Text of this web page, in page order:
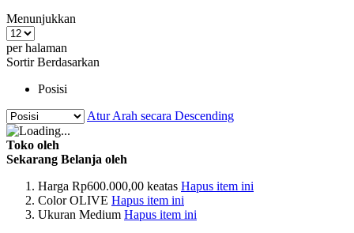
Menunjukkan
per halaman
Sortir Berdasarkan
Posisi
Atur Arah secara Descending
Toko oleh
Sekarang Belanja oleh
Harga Rp600.000,00 keatas Hapus item ini
Color OLIVE Hapus item ini
Ukuran Medium Hapus item ini